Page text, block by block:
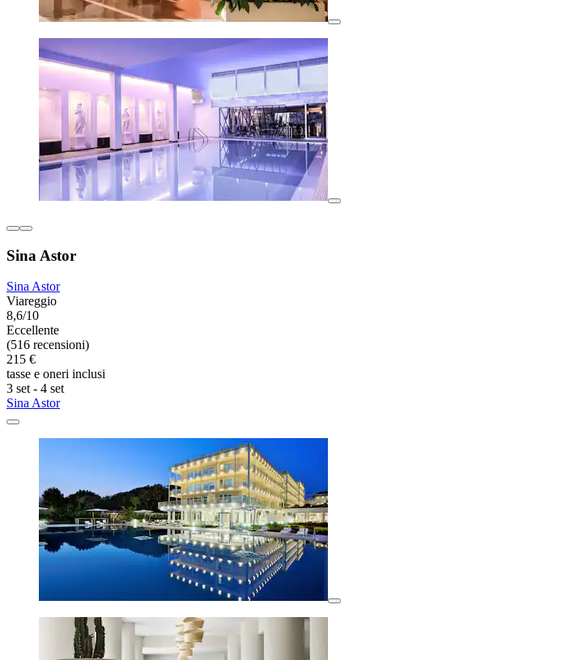
Sina Astor
Sina Astor
Viareggio
8,6/10
Eccellente
(516 recensioni)
215 €
tasse e oneri inclusi
3 set - 4 set
Sina Astor